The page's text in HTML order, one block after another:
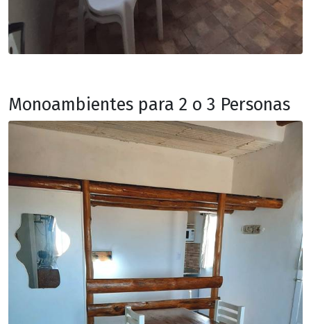
Monoambientes para 2 o 3 Personas